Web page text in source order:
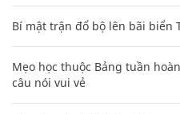
Bí mật trận đổ bộ lên bãi biển
Mẹo học thuộc Bảng tuần
câu nói vui vẻ